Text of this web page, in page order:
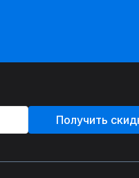
Получить